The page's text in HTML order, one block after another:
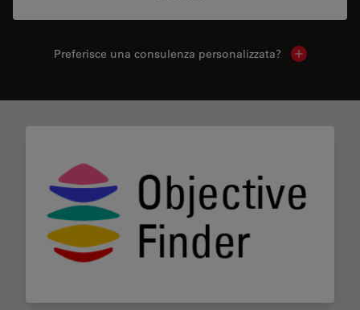
Preferisce una consulenza personalizzata? Show local